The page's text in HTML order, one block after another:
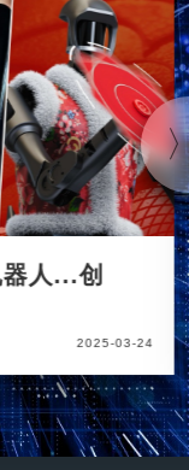
人...创
2025-03-24